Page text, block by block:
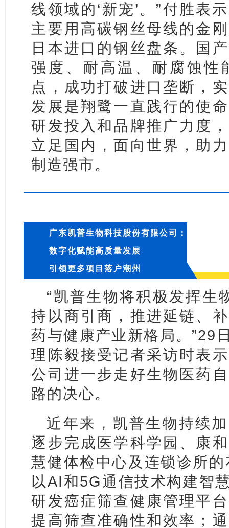
线领域的‘新宠’。”付胜表
主要用高碳钢丝母线的金
日本进口的钢丝盘条。国
强度、耐高温、耐腐蚀性
点，成功打破进口垄断，
发展是翔鹭一直践行的使
研发投入和品牌推广力度
立足国内，面向世界，助
制造强市。
广东凯普生物科技股份有限公司：
数字化赋能高质量发展
引领更多项目落户潮州
“凯普生物将积极发挥生
持以商引商，推进延链、
药与健康产业新格局。”29
理陈毅接受记者采访时表
公司进一步走好生物医药
路的决心。
近年来，凯普生物持续
逐步完成医学科学园、康
慧健体检中心及连锁诊所
以AI和5G通信技术构建智
研发癌症筛查健康管理平
提高筛查准确性和效率；